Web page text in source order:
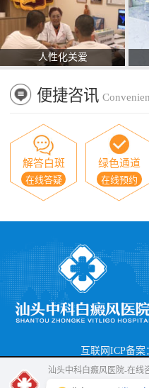
人性化关爱
便捷咨讯
解答白斑
在线答疑
绿色通道
在线预约
互联网ICP备案
汕头中科白癜风医院-在线